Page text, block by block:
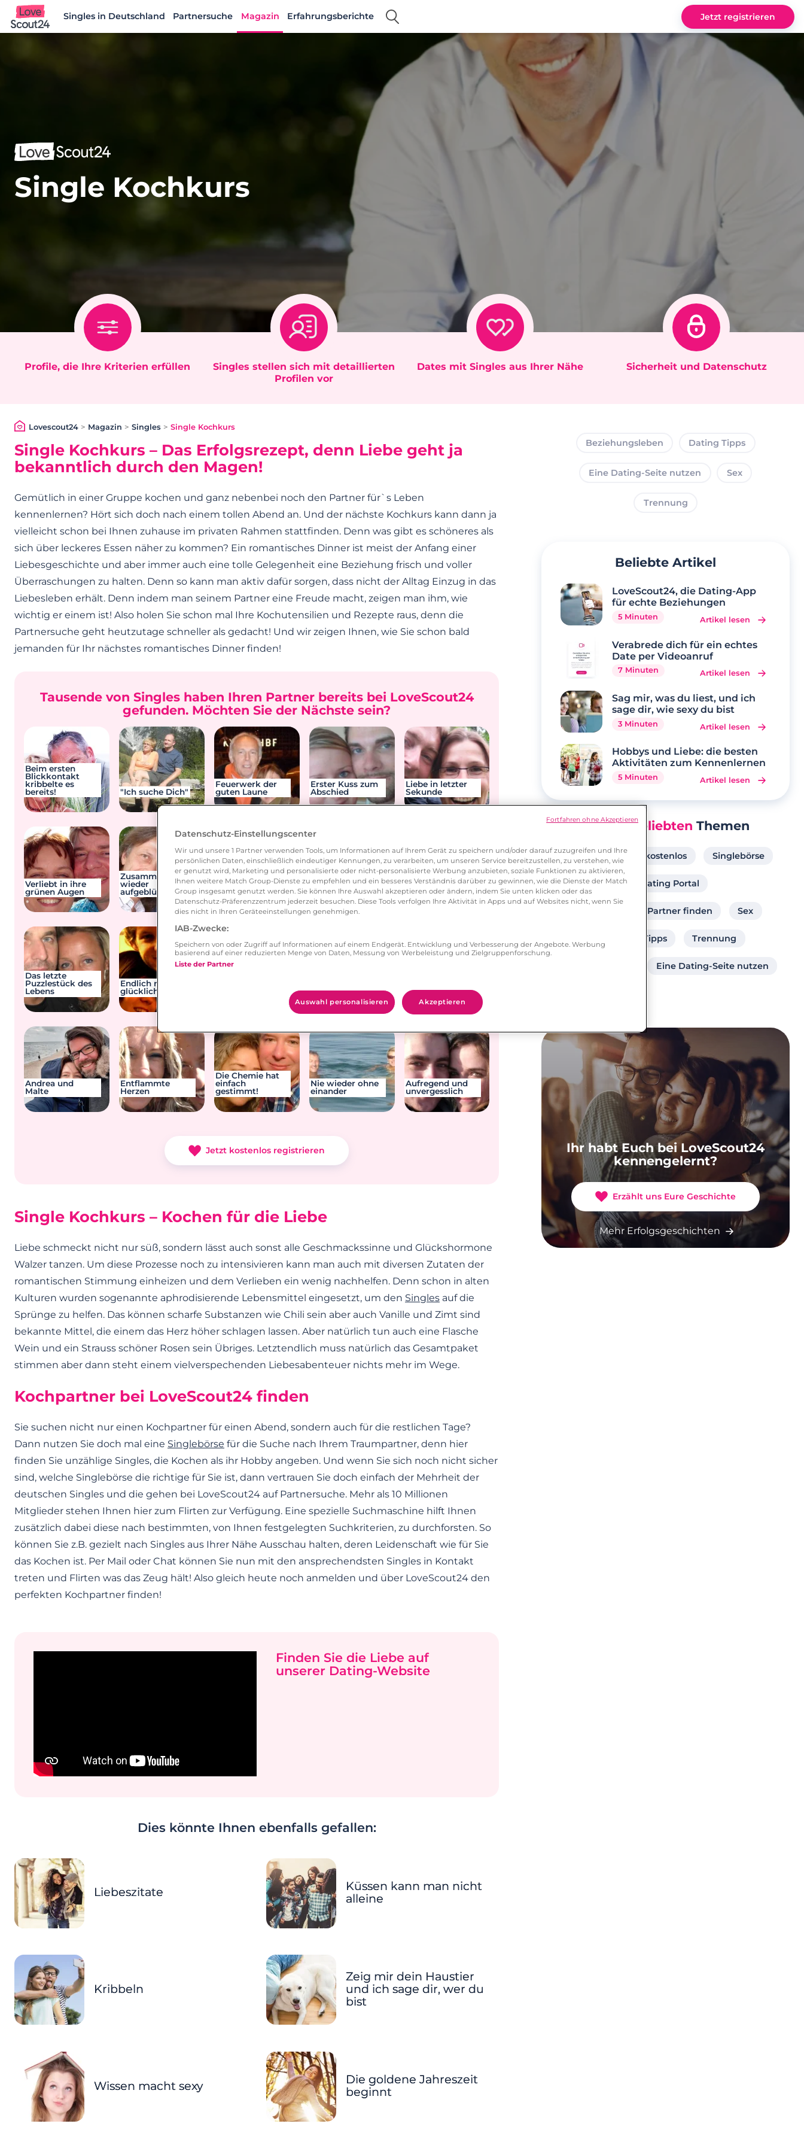
Lovescout24
Singles in Deutschland Partnersuche Magazin Erfahrungsberichte Jetzt registrieren
Single Kochkurs
Profile, die Ihre Kriterien erfüllen
Singles stellen sich mit detaillierten
Profilen vor
Dates mit Singles aus Ihrer Nähe Sicherheit und Datenschutz
Lovescout24> Magazin > Singles > Single Kochkurs
Single Kochkurs – Das Erfolgsrezept, denn Liebe geht ja
bekanntlich durch den Magen!
Gemütlich in einer Gruppe kochen und ganz nebenbei noch den Partner für`s Leben
kennenlernen? Hört sich doch nach einem tollen Abend an. Und der nächste Kochkurs kann dann ja
vielleicht schon bei Ihnen zuhause im privaten Rahmen stattfinden. Denn was gibt es schöneres als
sich über leckeres Essen näher zu kommen? Ein romantisches Dinner ist meist der Anfang einer
Liebesgeschichte und aber immer auch eine tolle Gelegenheit eine Beziehung frisch und voller
Überraschungen zu halten. Denn so kann man aktiv dafür sorgen, dass nicht der Alltag Einzug in das
Liebesleben erhält. Denn indem man seinem Partner eine Freude macht, zeigen man ihm, wie
wichtig er einem ist! Also holen Sie schon mal Ihre Kochutensilien und Rezepte raus, denn die
Partnersuche geht heutzutage schneller als gedacht! Und wir zeigen Ihnen, wie Sie schon bald
jemanden für Ihr nächstes romantisches Dinner finden!
Tausende von Singles haben Ihren Partner bereits bei LoveScout24
gefunden. Möchten Sie der Nächste sein?
Beim ersten
Blickkontakt
kribbelte es
bereits!
"Ich suche Dich"
Feuerwerk der
guten Laune
Erster Kuss zum
Abschied
Liebe in letzter
Sekunde
Verliebt in ihre
grünen Augen
Zusammen
wieder
aufgeblüht
Die Liebe pflegen
und genießen
Schutzengel und
Klausimausi
Matthias4646:
Herz zu klauen
Das letzte
Puzzlestück des
Lebens
Endlich richtig
glücklich
und Energie
drei
Andrea und
Malte
Entflammte
Herzen
Die Chemie hat
einfach
gestimmt!
Nie wieder ohne
einander
Aufregend und
unvergesslich
Jetzt kostenlos registrieren
Single Kochkurs – Kochen für die Liebe
Liebe schmeckt nicht nur süß, sondern lässt auch sonst alle Geschmackssinne und Glückshormone
Walzer tanzen. Um diese Prozesse noch zu intensivieren kann man auch mit diversen Zutaten der
romantischen Stimmung einheizen und dem Verlieben ein wenig nachhelfen. Denn schon in alten
Kulturen wurden sogenannte aphrodisierende Lebensmittel eingesetzt, um den Singles auf die
Sprünge zu helfen. Das können scharfe Substanzen wie Chili sein aber auch Vanille und Zimt sind
bekannte Mittel, die einem das Herz höher schlagen lassen. Aber natürlich tun auch eine Flasche
Wein und ein Strauss schöner Rosen sein Übriges. Letztendlich muss natürlich das Gesamtpaket
stimmen aber dann steht einem vielverspechenden Liebesabenteuer nichts mehr im Wege.
Kochpartner bei LoveScout24 finden
Sie suchen nicht nur einen Kochpartner für einen Abend, sondern auch für die restlichen Tage?
Dann nutzen Sie doch mal eine Singlebörse für die Suche nach Ihrem Traumpartner, denn hier
finden Sie unzählige Singles, die Kochen als ihr Hobby angeben. Und wenn Sie sich noch nicht sicher
sind, welche Singlebörse die richtige für Sie ist, dann vertrauen Sie doch einfach der Mehrheit der
deutschen Singles und die gehen bei LoveScout24 auf Partnersuche. Mehr als 10 Millionen
Mitglieder stehen Ihnen hier zum Flirten zur Verfügung. Eine spezielle Suchmaschine hilft Ihnen
zusätzlich dabei diese nach bestimmten, von Ihnen festgelegten Suchkriterien, zu durchforsten. So
können Sie z.B. gezielt nach Singles aus Ihrer Nähe Ausschau halten, deren Leidenschaft wie für Sie
das Kochen ist. Per Mail oder Chat können Sie nun mit den ansprechendsten Singles in Kontakt
treten und Flirten was das Zeug hält! Also gleich heute noch anmelden und über LoveScout24 den
perfekten Kochpartner finden!
Finden Sie die Liebe auf
unserer Dating-Website
Dies könnte Ihnen ebenfalls gefallen:
Liebeszitate
Küssen kann man nicht
alleine
Kribbeln
Zeig mir dein Haustier
und ich sage dir, wer du
bist
Wissen macht sexy
Die goldene Jahreszeit
beginnt
Beziehungsleben Dating Tipps
Eine Dating-Seite nutzen Sex
Trennung
Beliebte Artikel
LoveScout24, die Dating-App
für echte Beziehungen
5 Minuten Artikel lesen
Verabrede dich für ein echtes
Date per Videoanruf
7 Minuten Artikel lesen
Sag mir, was du liest, und ich
sage dir, wie sexy du bist
3 Minuten Artikel lesen
Hobbys und Liebe: die besten
Aktivitäten zum Kennenlernen
5 Minuten Artikel lesen
UnsereBeliebten Themen
Partnersuche online kostenlos Singlebörse
Partner ab 40 Dating Portal
Partner finden Sex
Dating Tipps Trennung
Eine Dating-Seite nutzen
Ihr habt Euch bei LoveScout24
kennengelernt?
Erzählt uns Eure Geschichte
Mehr Erfolgsgeschichten
Datenschutz-Einstellungscenter
Wir und unsere 1 Partner verwenden Tools, um Informationen auf Ihrem Gerät zu speichern und/oder darauf zuzugreifen und Ihre
persönlichen Daten, einschließlich eindeutiger Kennungen, zu verarbeiten, um unseren Service bereitzustellen, zu verstehen, wie
er genutzt wird, Marketing und personalisierte oder nicht-personalisierte Werbung anzubieten, soziale Funktionen zu aktivieren,
Ihnen weitere Match Group-Dienste zu empfehlen und ein besseres Verständnis darüber zu gewinnen, wie die Dienste der Match
Group insgesamt genutzt werden. Sie können Ihre Auswahl akzeptieren oder ändern, indem Sie unten klicken oder das
Datenschutz-Präferenzzentrum jederzeit besuchen. Diese Tools verfolgen Ihre Aktivität in Apps und auf Websites nicht, wenn Sie
dies nicht in Ihren Geräteeinstellungen genehmigen.
IAB-Zwecke:
Speichern von oder Zugriff auf Informationen auf einem Endgerät. Entwicklung und Verbesserung der Angebote. Werbung
basierend auf einer reduzierten Menge von Daten, Messung von Werbeleistung und Zielgruppenforschung.
Liste der Partner
Auswahl personalisieren Akzeptieren
Fortfahren ohne Akzeptieren